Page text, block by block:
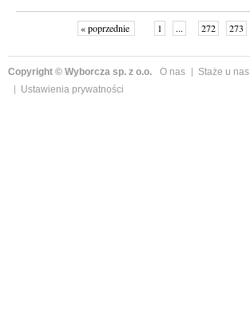
« poprzednie 1 ... 272 273
Copyright © Wyborcza sp. z o.o. O nas Staże u nas
Ustawienia prywatności